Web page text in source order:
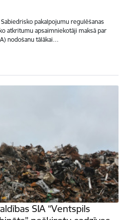
pakalpojumu regulēšanas
atkritumu apsaimniekotāji maksā par
nodošanu tālākai…
SIA “Ventspils